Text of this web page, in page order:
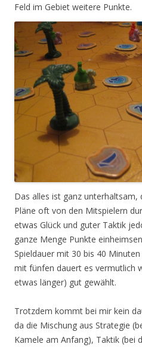
Feld im Gebiet weitere Punkte.
Das alles ist ganz
Pläne oft von den Mitspielern
etwas Glück und guter Taktik
ganze Menge Punkte
Spieldauer mit 30 bis 40
mit fünfen dauert es vermutlich
etwas länger) gut gewählt.
Trotzdem kommt bei mir kein
da die Mischung aus Strategie
Kamele am Anfang), Taktik (bei